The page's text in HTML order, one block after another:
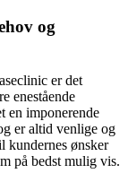
og
er det
enestående
en imponerende
er altid venlige og
kundernes ønsker
på bedst mulig vis.